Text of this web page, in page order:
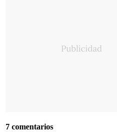
7 comentarios